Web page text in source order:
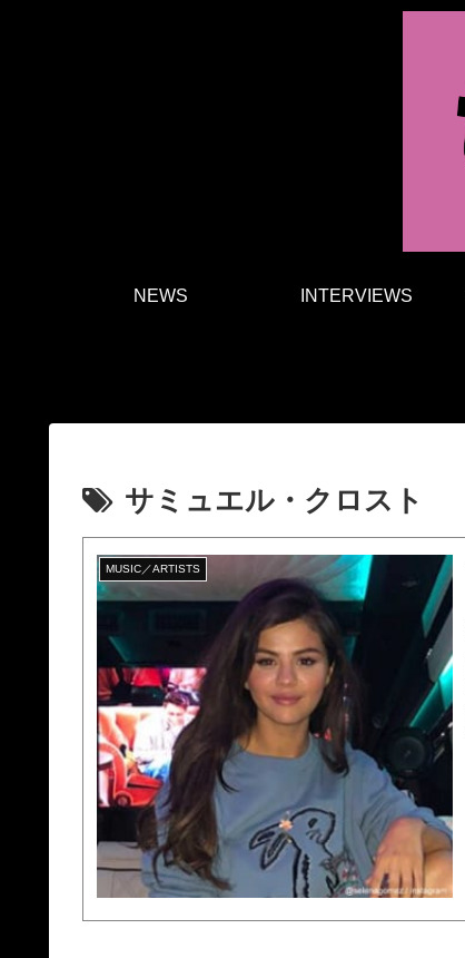
NEWS INTERVIEWS
サミュエル・クロスト
MUSIC／ARTISTS